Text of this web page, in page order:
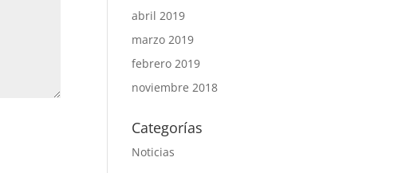
abril 2019
marzo 2019
febrero 2019
noviembre 2018
Categorías
Noticias